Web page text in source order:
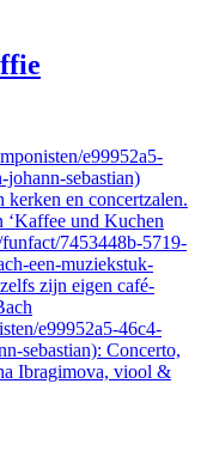
e99952a5-
sebastian)
kerken en concertzalen.
‘Kaffee und Kuchen
7453448b-5719-
een-muziekstuk-
zijn eigen café-
e99952a5-46c4-
sebastian): Concerto,
Ibragimova, viool &